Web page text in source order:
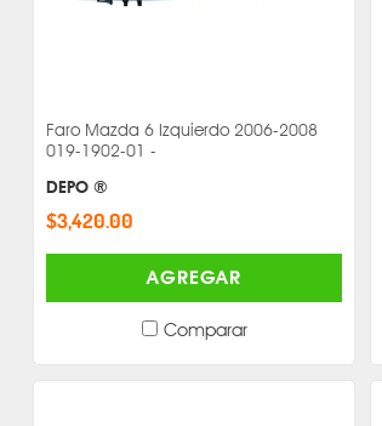
Faro Mazda 6 Izquierdo 2006-2008
019-1902-01 -
DEPO ®
$3,420.00
AGREGAR
Comparar